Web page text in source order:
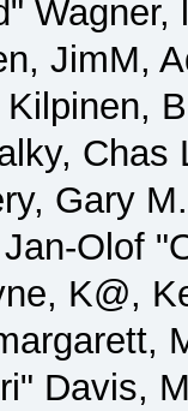
JimM,
Gary
Olof
K@,
Davis,